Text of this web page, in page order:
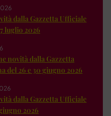
dalla Gazzetta Ufficiale
luglio 2026
novità dalla Gazzetta
del 26 e 30 giugno 2026
dalla Gazzetta Ufficiale
2026